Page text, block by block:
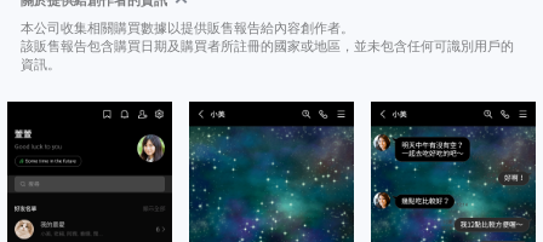
本公司收集相關購買數據以提供販售報告給內容創作者。
該販售報告包含購買日期及購買者所註冊的國家或地區，並未包含任何可識別用戶的
資訊。